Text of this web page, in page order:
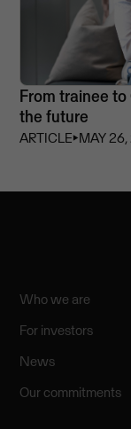
From trainee
the future
ARTICLE⏵MAY
Who we are
For investors
News
Our commitments